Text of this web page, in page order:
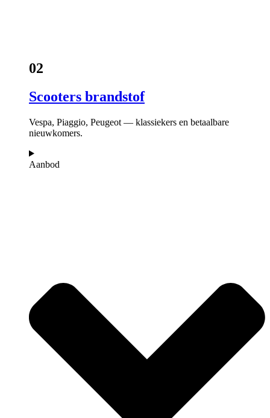
02
Scooters brandstof
Vespa, Piaggio, Peugeot — klassiekers en betaalbare
nieuwkomers.
Aanbod